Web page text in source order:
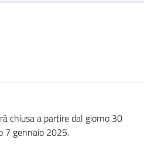
chiusa a partire dal giorno 30
7 gennaio 2025.